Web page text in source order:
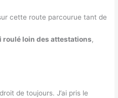
cette route parcourue tant de
roulé loin des attestations,
de toujours. J’ai pris le